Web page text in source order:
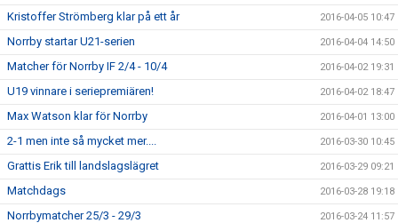
Kristoffer Strömberg klar på ett år 2016-04-05 10:47
Norrby startar U21-serien 2016-04-04 14:50
Matcher för Norrby IF 2/4 - 10/4 2016-04-02 19:31
U19 vinnare i seriepremiären! 2016-04-02 18:47
Max Watson klar för Norrby 2016-04-01 13:00
2-1 men inte så mycket mer.... 2016-03-30 10:45
Grattis Erik till landslagslägret 2016-03-29 09:21
Matchdags 2016-03-28 19:18
Norrbymatcher 25/3 - 29/3 2016-03-24 11:57